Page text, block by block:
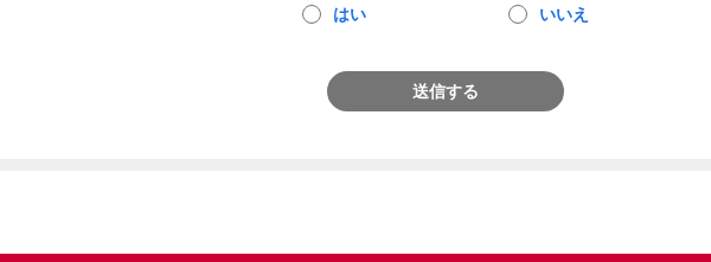
はい いいえ
送信する